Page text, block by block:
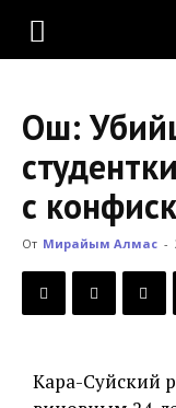
KLOOP.KG
Новости
Кыргызстана
Ош:
с
От Мирайым Алмас -
Кара-Суйский